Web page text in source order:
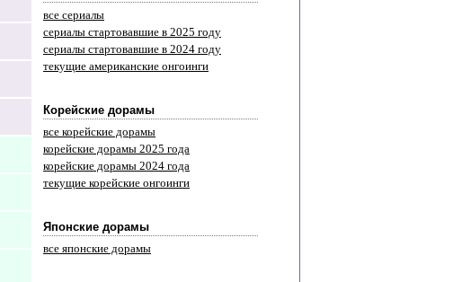
все сериалы
сериалы стартовавшие в 2025 году
сериалы стартовавшие в 2024 году
текущие американские онгоинги
Корейские дорамы
все корейские дорамы
корейские дорамы 2025 года
корейские дорамы 2024 года
текущие корейские онгоинги
Японские дорамы
все японские дорамы